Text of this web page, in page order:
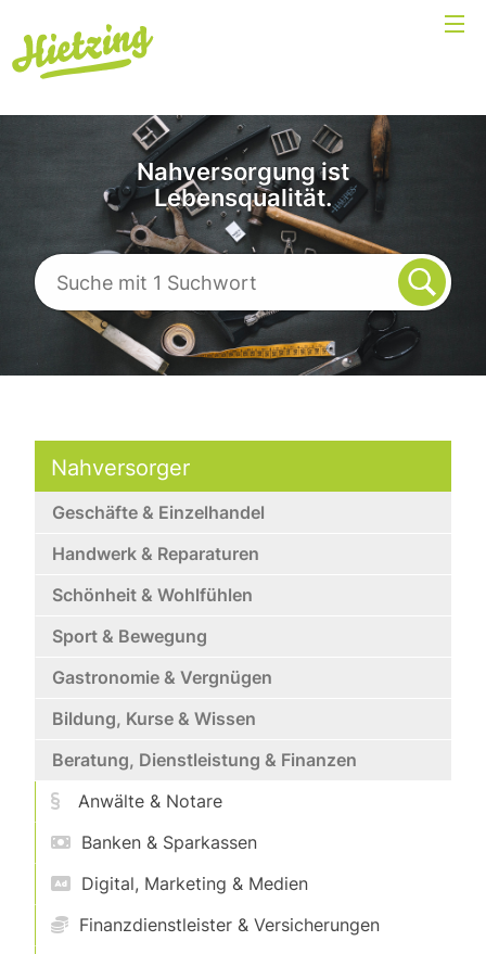
Nahversorgung ist
Lebensqualität.
Nahversorger
Geschäfte & Einzelhandel
Handwerk & Reparaturen
Schönheit & Wohlfühlen
Sport & Bewegung
Gastronomie & Vergnügen
Bildung, Kurse & Wissen
Beratung, Dienstleistung & Finanzen
Anwälte & Notare
Banken & Sparkassen
Digital, Marketing & Medien
Finanzdienstleister & Versicherungen